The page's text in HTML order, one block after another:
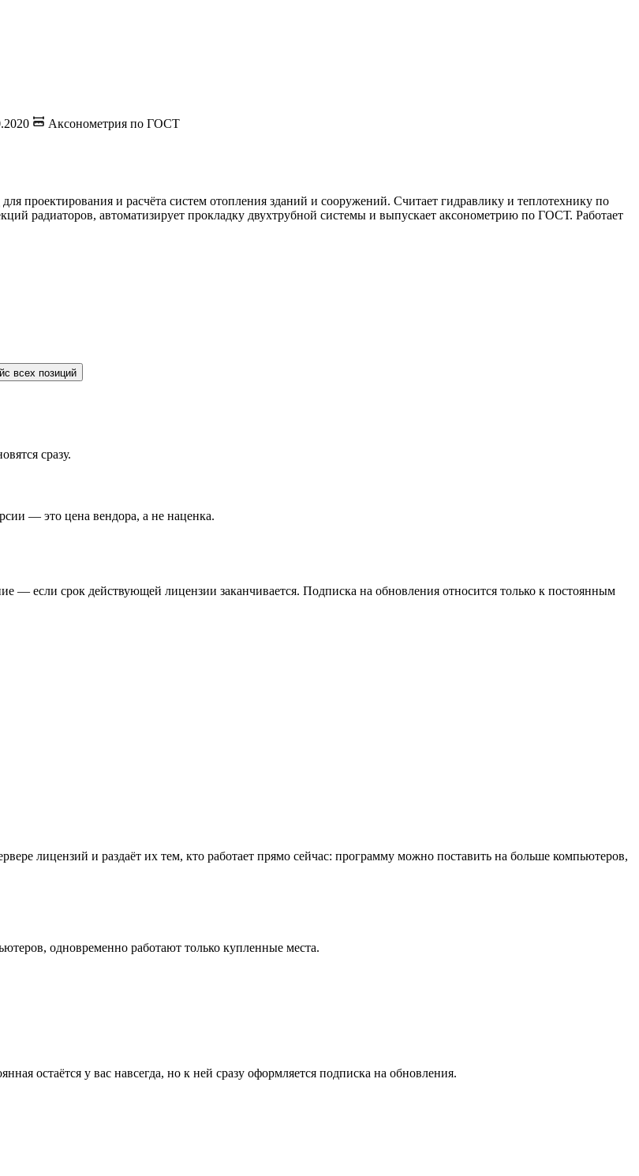
Аксонометрия по ГОСТ
и расчёта систем отопления зданий и сооружений. Считает гидравлику и теплотехнику по
радиаторов, автоматизирует прокладку двухтрубной системы и выпускает аксонометрию по ГОСТ. Работает
всех позиций
сразу.
— это цена вендора, а не наценка.
если срок действующей лицензии заканчивается. Подписка на обновления относится только к постоянным
лицензий и раздаёт их тем, кто работает прямо сейчас: программу можно поставить на больше компьютеров,
одновременно работают только купленные места.
остаётся у вас навсегда, но к ней сразу оформляется подписка на обновления.